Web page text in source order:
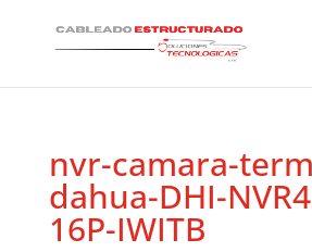
nvr-camara-
dahua-DHI-
16P-IWITB